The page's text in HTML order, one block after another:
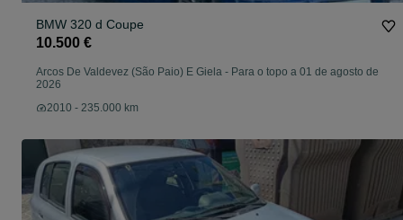
BMW 320 d Coupe
10.500 €
Arcos De Valdevez (São Paio) E Giela - Para o topo a 01 de agosto de
2026
2010 - 235.000 km